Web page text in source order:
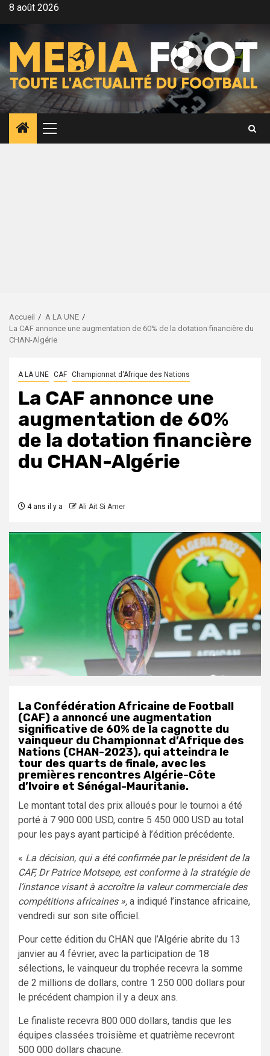
Aller8 août 2026
Menu
principal
Accueil
A LA UNE
La CAF annonce une augmentation de 60% de la dotation financière du
CHAN-Algérie
A LA UNE CAF Championnat d'Afrique des Nations
La CAF annonce une
augmentation de 60%
de la dotation financière
du CHAN-Algérie
4 ans il y a Ali Ait Si Amer
La Confédération Africaine de Football
(CAF) a annoncé une augmentation
significative de 60% de la cagnotte du
vainqueur du Championnat d’Afrique des
Nations (CHAN-2023), qui atteindra le
tour des quarts de finale, avec les
premières rencontres Algérie-Côte
d’Ivoire et Sénégal-Mauritanie.
Le montant total des prix alloués pour le tournoi a été
porté à 7 900 000 USD, contre 5 450 000 USD au total
pour les pays ayant participé à l’édition précédente.
« La décision, qui a été confirmée par le président de la
CAF, Dr Patrice Motsepe, est conforme à la stratégie de
l’instance visant à accroître la valeur commerciale des
compétitions africaines », a indiqué l’instance africaine,
vendredi sur son site officiel.
Pour cette édition du CHAN que l’Algérie abrite du 13
janvier au 4 février, avec la participation de 18
sélections, le vainqueur du trophée recevra la somme
de 2 millions de dollars, contre 1 250 000 dollars pour
le précédent champion il y a deux ans.
Le finaliste recevra 800 000 dollars, tandis que les
équipes classées troisième et quatrième recevront
500 000 dollars chacune.